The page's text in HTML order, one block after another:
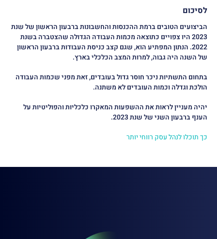
לסיכום
הביצועים הטובים ברמת ההכנסות והחשבונות ברבעון הראשון של שנת
2023 היו צפויים כתוצאה מכמות העבודה הגדולה שהצטברה בשנת
2022. הנתון המפתיע הוא, שגם קצב כניסת העבודות ברבעון הראשון
של השנה היה גבוה, למרות המצב הכלכלי בארץ.
בתחום התשתיות ניכר חוסר גדול בעובדים, זאת מפני שכמות העבודה
הולכת וגדלה וכמות העובדים לא משתנה.
יהיה מעניין לראות את ההשפעות המאקרו כלכליות והפוליטיות על
הענף ברבעון השני של שנת 2023.
כך תוכלו לנהל עסק רווחי יותר